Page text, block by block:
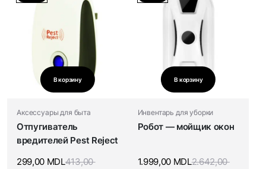
В корзину
Аксессуары для быта
Отпугиватель
вредителей Pest Reject
413,00
299,00 MDL
В корзину
Инвентарь для уборки
Робот — мойщик окон
2.642,00
1.999,00 MDL